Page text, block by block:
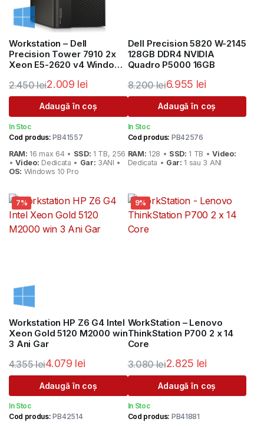
Workstation – Dell
Precision Tower 7910 2x
Xeon E5-2620 v4 Windows
2.450lei
Prețul
inițial
a
2.450 lei.
2.009 lei
Prețul
curent
este:
Adaugă în coș
In Stoc
Cod produs: PB41557
RAM: 16 max 64 • SSD: 1 TB, 256
•Video: Dedicata • Gar: 3ANI •
OS: Windows 10 Pro
Dell Precision 5820 W-2145
128GB DDR4 NVIDIA
Quadro P5000 16GB
8.200lei
Prețul
inițial
a
8.200 lei.
6.955 lei
Prețul
curent
este:
Adaugă în coș
In Stoc
Cod produs: PB42576
RAM: 128 • SSD: 1 TB •Video:
Dedicata • Gar: 1 sau 3 ANI
7%
Workstation HP Z6 G4 Intel
Xeon Gold 5120 M2000 win
3 Ani Gar
4.355lei
Prețul
inițial
a
4.079 lei
Prețul
curent
este:
Adaugă în coș
In Stoc
Cod produs: PB42514
9%
WorkStation – Lenovo
ThinkStation P700 2 x 14
Core
3.080lei
Prețul
inițial
a
2.825 lei
Prețul
curent
este:
Adaugă în coș
In Stoc
Cod produs: PB41881